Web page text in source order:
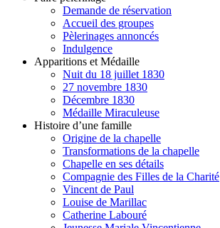
Demande de réservation
Accueil des groupes
Pèlerinages annoncés
Indulgence
Apparitions et Médaille
Nuit du 18 juillet 1830
27 novembre 1830
Décembre 1830
Médaille Miraculeuse
Histoire d’une famille
Origine de la chapelle
Transformations de la chapelle
Chapelle en ses détails
Compagnie des Filles de la Charité
Vincent de Paul
Louise de Marillac
Catherine Labouré